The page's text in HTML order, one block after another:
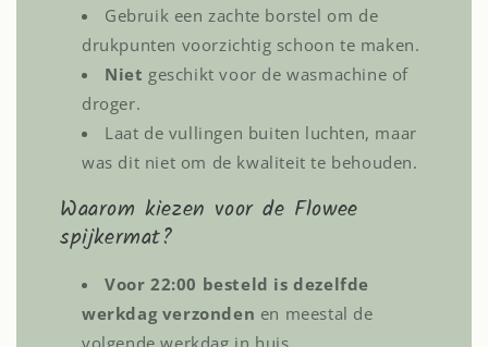
Gebruik een zachte borstel om de
drukpunten voorzichtig schoon te maken.
Niet geschikt voor de wasmachine of
droger.
Laat de vullingen buiten luchten, maar
was dit niet om de kwaliteit te behouden.
Waarom kiezen voor de Flowee
spijkermat?
Voor 22:00 besteld is dezelfde
werkdag verzonden en meestal de